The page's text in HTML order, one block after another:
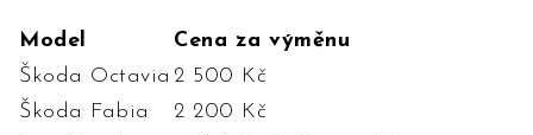
Model
Cena za výměnu
Škoda Octavia 2 500 Kč
Škoda Fabia
2 200 Kč